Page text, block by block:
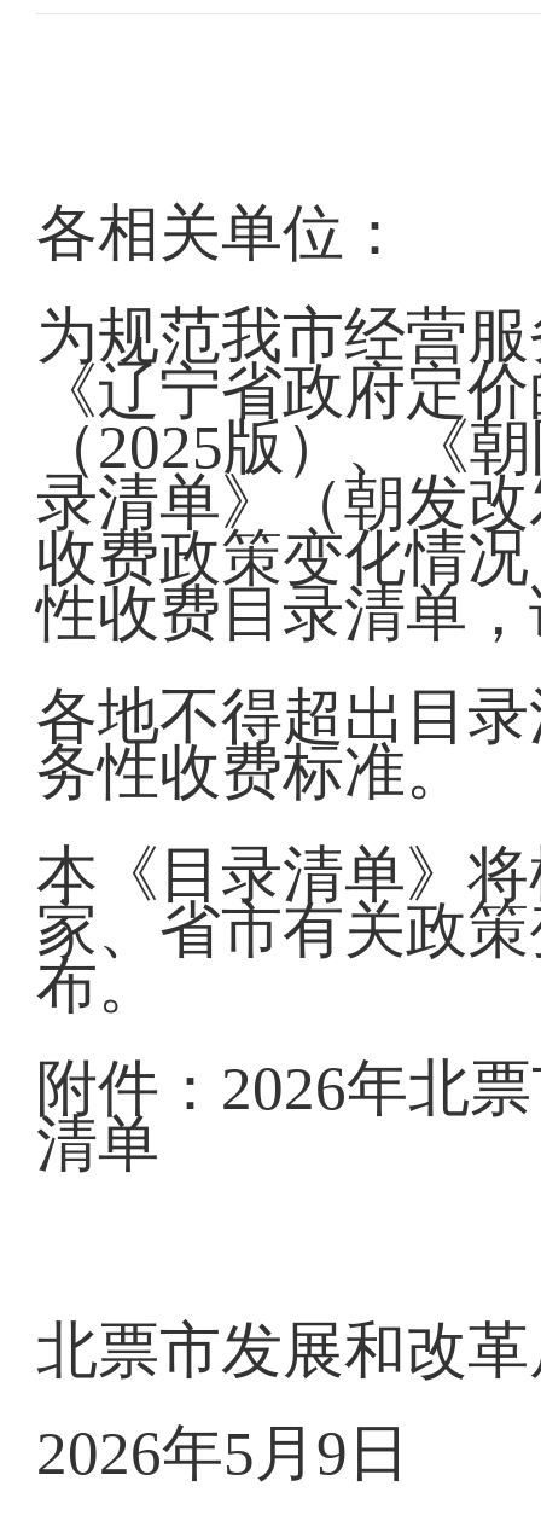
各相关单位：
为规范我市经营
《辽宁省政府定
（2025版）、《
录清单》（朝发
收费政策变化情
性收费目录清单
各地不得超出目
务性收费标准。
本《目录清单》
家、省市有关政
布。
附件：2026年北
清单
北票市发展和改
2026年5月9日